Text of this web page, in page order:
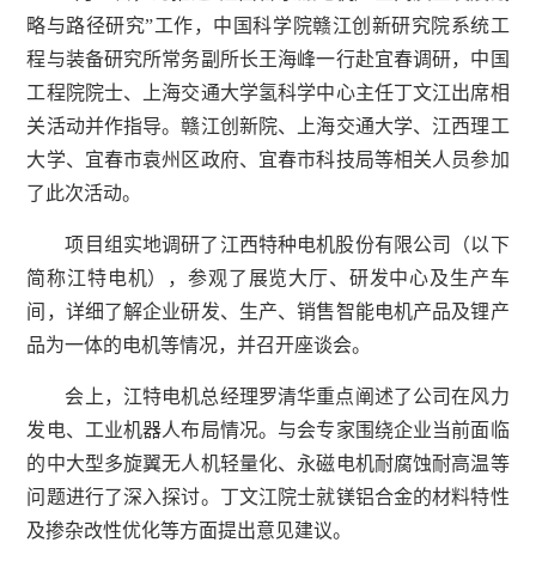
略与路径研究”工作，中国科学院赣江创新研究院系统工
程与装备研究所常务副所长王海峰一行赴宜春调研，中国
工程院院士、上海交通大学氢科学中心主任丁文江出席相
关活动并作指导。赣江创新院、上海交通大学、江西理工
大学、宜春市袁州区政府、宜春市科技局等相关人员参加
了此次活动。
项目组实地调研了江西特种电机股份有限公司（以下
简称江特电机），参观了展览大厅、研发中心及生产车
间，详细了解企业研发、生产、销售智能电机产品及锂产
品为一体的电机等情况，并召开座谈会。
会上，江特电机总经理罗清华重点阐述了公司在风力
发电、工业机器人布局情况。与会专家围绕企业当前面临
的中大型多旋翼无人机轻量化、永磁电机耐腐蚀耐高温等
问题进行了深入探讨。丁文江院士就镁铝合金的材料特性
及掺杂改性优化等方面提出意见建议。